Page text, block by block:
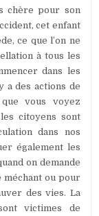
chère pour son
cet enfant
ce que l’on ne
à tous les
dans les
a des actions de
vous voyez
citoyens sont
dans nos
également les
on demande
méchant ou pour
des vies. La
victimes de